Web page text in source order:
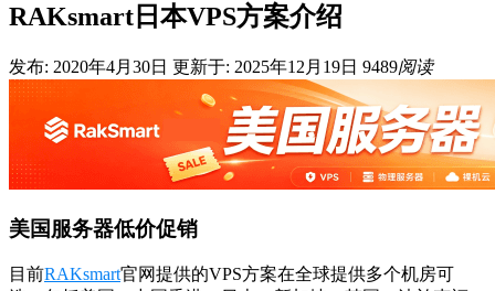
RAKsmart日本VPS方案介绍
发布: 2020年4月30日 更新于: 2025年12月19日 9489阅读
美国服务器低价促销
目前RAKsmart官网提供的VPS方案在全球提供多个机房可